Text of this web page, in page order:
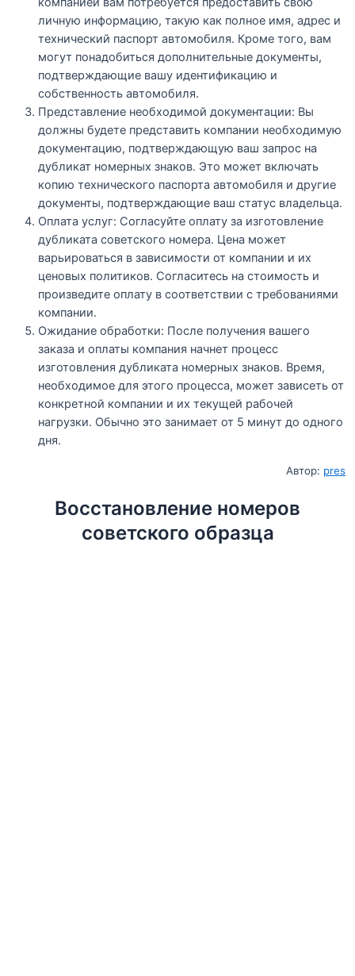
личную информацию, такую как полное имя, адрес и
технический паспорт автомобиля. Кроме того, вам
могут понадобиться дополнительные документы,
подтверждающие вашу идентификацию и
собственность автомобиля.
Представление необходимой документации: Вы
должны будете представить компании необходимую
документацию, подтверждающую ваш запрос на
дубликат номерных знаков. Это может включать
копию технического паспорта автомобиля и другие
документы, подтверждающие ваш статус владельца.
Оплата услуг: Согласуйте оплату за изготовление
дубликата советского номера. Цена может
варьироваться в зависимости от компании и их
ценовых политиков. Согласитесь на стоимость и
произведите оплату в соответствии с требованиями
компании.
Ожидание обработки: После получения вашего
заказа и оплаты компания начнет процесс
изготовления дубликата номерных знаков. Время,
необходимое для этого процесса, может зависеть от
конкретной компании и их текущей рабочей
нагрузки. Обычно это занимает от 5 минут до одного
дня.
Автор: pres
Восстановление номеров
советского образца